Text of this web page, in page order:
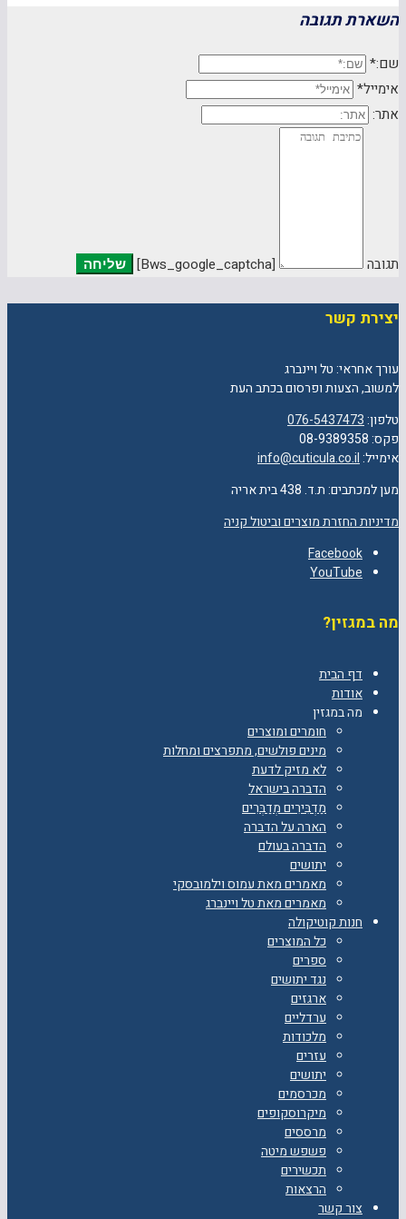
השארת תגובה
שם:*
אימייל*
אתר:
תגובה [bws_google_captcha]
יצירת קשר
עורך אחראי: טל ויינברג
למשוב, הצעות ופרסום בכתב העת
טלפון:076-5437473
פקס: 08-9389358
אימייל:info@cuticula.co.il
מען למכתבים: ת.ד. 438 בית אריה
מדיניות החזרת מוצרים וביטול קניה
Facebook
YouTube
מה במגזין?
דף הבית
אודות
מה במגזין
חומרים ומוצרים
מינים פולשים, מתפרצים ומחלות
לא מזיק לדעת
הדברה בישראל
מַדְבִּירִים מְדַבְּרִים
הארה על הדברה
הדברה בעולם
יתושים
מאמרים מאת עמוס וילמובסקי
מאמרים מאת טל ויינברג
חנות קוטיקולה
כל המוצרים
ספרים
נגד יתושים
ארגזים
ערדליים
מלכודות
עזרים
יתושים
מכרסמים
מיקרוסקופים
מרססים
פשפש מיטה
תכשירים
הרצאות
צור קשר